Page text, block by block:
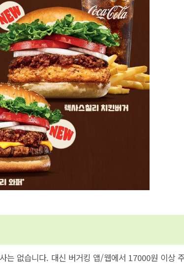
는 없습니다. 대신 버거킹 앱/웹에서 17000원 이상